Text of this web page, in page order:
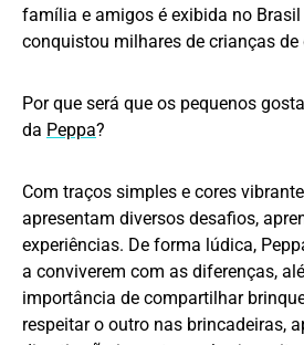
família e amigos é exibida no Brasil
conquistou milhares de crianças de
Por que será que os pequenos
da Peppa?
Com traços simples e cores
apresentam diversos desafios,
experiências. De forma lúdica,
a conviverem com as diferenças,
importância de compartilhar
respeitar o outro nas brincadeiras,